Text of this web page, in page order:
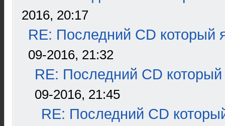
2016, 20:17
RE: Последний CD который
09-2016, 21:32
RE: Последний CD который
09-2016, 21:45
RE: Последний CD